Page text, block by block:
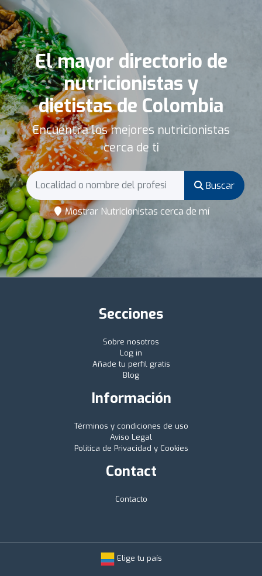
El mayor directorio de
nutricionistas y
dietistas de Colombia
Encuentra los mejores nutricionistas
cerca de ti
Buscar
Mostrar Nutricionistas cerca de mí
Secciones
Sobre nosotros
Log in
Añade tu perfil gratis
Blog
Información
Términos y condiciones de uso
Aviso Legal
Política de Privacidad y Cookies
Contact
Contacto
Elige tu país